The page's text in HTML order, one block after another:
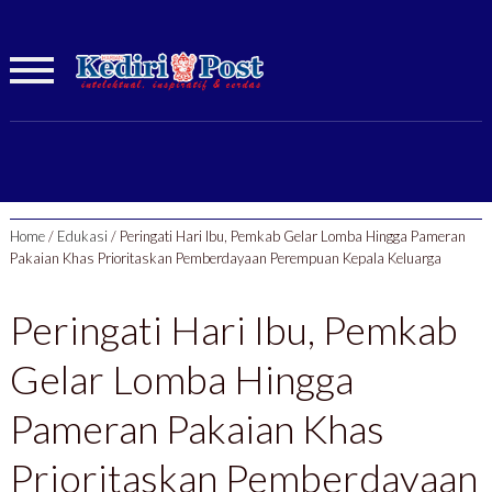
Home/ Edukasi / Peringati Hari Ibu, Pemkab Gelar Lomba Hingga Pameran
Pakaian Khas Prioritaskan Pemberdayaan Perempuan Kepala Keluarga
Peringati Hari Ibu, Pemkab
Gelar Lomba Hingga
Pameran Pakaian Khas
Prioritaskan Pemberdayaan